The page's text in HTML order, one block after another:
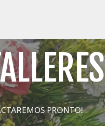
PRONTO!